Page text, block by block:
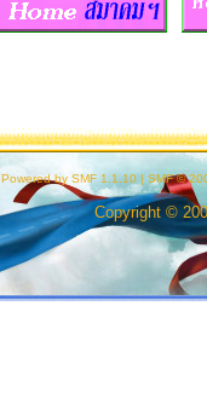
Powered by SMF 1.1.10 | SMF ©
Copyright ©